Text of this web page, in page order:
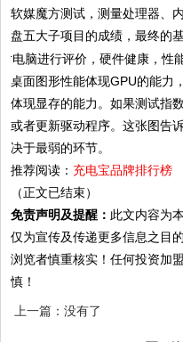
软媒魔方测试，测量处理器、
盘五大子项目的成绩，最终的
桌面图形性能体现GPU的能力
体现显存的能力。如果测试指
或者更新驱动程序。这张图告
决于最弱的环节。
推荐阅读： 充电宝品牌排行榜
（正文已结束）
免责声明及提醒： 此文内容为
仅为宣传及传递更多信息之目
浏览者慎重核实！任何投资加
慎！
上一篇：没有了